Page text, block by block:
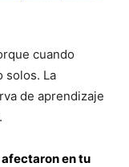
cuando
solos. La
de aprendizaje
afectaron en tu